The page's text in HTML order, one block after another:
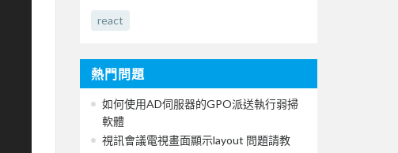
react
熱門問題
如何使用AD伺服器的GPO派送執行弱掃
軟體
視訊會議電視畫面顯示layout 問題請教